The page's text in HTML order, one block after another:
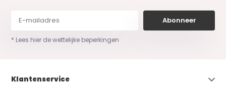
Abonneer
* Lees hier de wettelijke beperkingen
Klantenservice